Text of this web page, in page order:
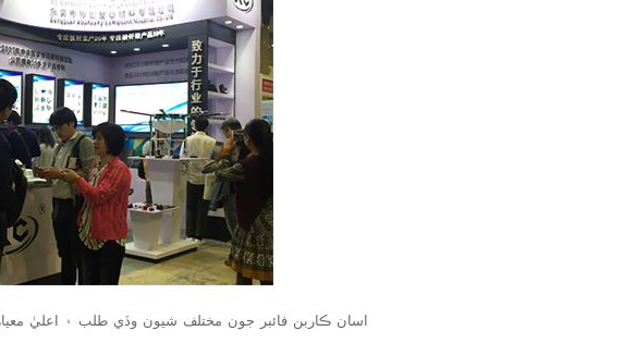
اسان ڪاربن فائبر جون مختلف شيون وڏي طلب ۽ اعليٰ